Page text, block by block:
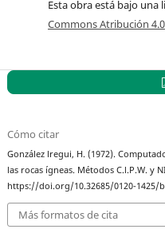
Esta obra está bajo una
Commons Atribución 4.0
Cómo citar
González lregui, H. (1972).
las rocas ígneas. Métodos C.l.P.W. y
https://doi.org/10.32685/0120-1425/
Más formatos de cita